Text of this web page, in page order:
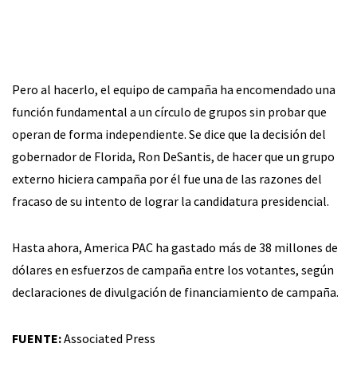
Pero al hacerlo, el equipo de campaña ha encomendado una
función fundamental a un círculo de grupos sin probar que
operan de forma independiente. Se dice que la decisión del
gobernador de Florida, Ron DeSantis, de hacer que un grupo
externo hiciera campaña por él fue una de las razones del
fracaso de su intento de lograr la candidatura presidencial.
Hasta ahora, America PAC ha gastado más de 38 millones de
dólares en esfuerzos de campaña entre los votantes, según
declaraciones de divulgación de financiamiento de campaña.
FUENTE:Associated Press